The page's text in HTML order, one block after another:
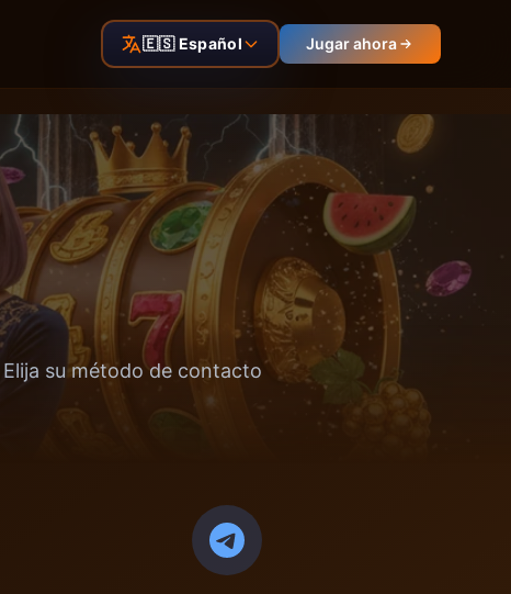
🇪🇸 Español Jugar ahora
su método de contacto